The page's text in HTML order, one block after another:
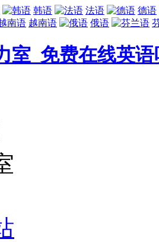
韩语 法语
德语
越南语 俄语
室_免费在线英